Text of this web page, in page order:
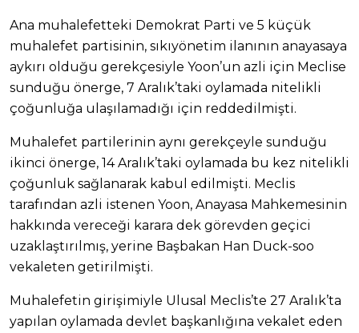
Ana muhalefetteki Demokrat Parti ve 5 küçük
muhalefet partisinin, sıkıyönetim ilanının anayasaya
aykırı olduğu gerekçesiyle Yoon’un azli için Meclise
sunduğu önerge, 7 Aralık’taki oylamada nitelikli
çoğunluğa ulaşılamadığı için reddedilmişti.
Muhalefet partilerinin aynı gerekçeyle sunduğu
ikinci önerge, 14 Aralık’taki oylamada bu kez nitelikli
çoğunluk sağlanarak kabul edilmişti. Meclis
tarafından azli istenen Yoon, Anayasa Mahkemesinin
hakkında vereceği karara dek görevden geçici
uzaklaştırılmış, yerine Başbakan Han Duck-soo
vekaleten getirilmişti.
Muhalefetin girişimiyle Ulusal Meclis’te 27 Aralık’ta
yapılan oylamada devlet başkanlığına vekalet eden